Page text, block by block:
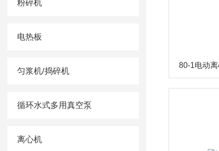
粉碎机
电热板
匀浆机/捣碎机
循环水式多用真空泵
离心机
80-1电动